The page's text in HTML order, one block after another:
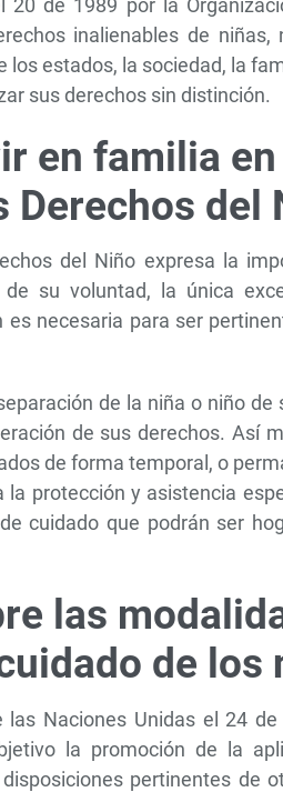
20 de 1989 por la
inalienables de
los estados, la sociedad, la
sus derechos sin distinción.
en familia
Derechos del
del Niño expresa la
su voluntad, la única
necesaria para ser
de la niña o niño
de sus derechos. Así
de forma temporal, o
protección y asistencia
cuidado que podrán ser
las
de los
las Naciones Unidas el 24
la promoción de la
pertinentes de